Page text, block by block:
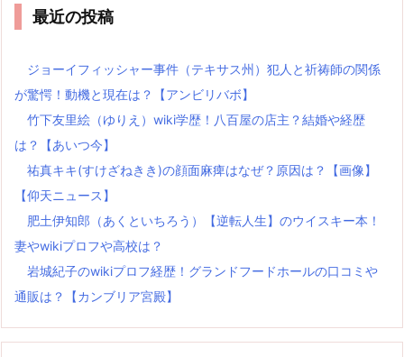
最近の投稿
ジョーイフィッシャー事件（テキサス州）犯人と祈祷師の関係
が驚愕！動機と現在は？【アンビリバボ】
竹下友里絵（ゆりえ）wiki学歴！八百屋の店主？結婚や経歴
は？【あいつ今】
祐真キキ(すけざねきき)の顔面麻痺はなぜ？原因は？【画像】
【仰天ニュース】
肥土伊知郎（あくといちろう）【逆転人生】のウイスキー本！
妻やwikiプロフや高校は？
岩城紀子のwikiプロフ経歴！グランドフードホールの口コミや
通販は？【カンブリア宮殿】